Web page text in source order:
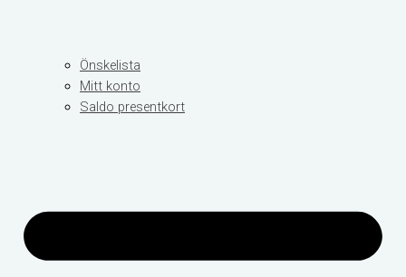
Önskelista
Mitt konto
Saldo presentkort